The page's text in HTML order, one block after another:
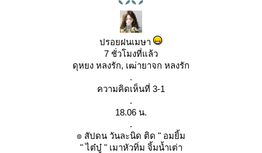
ปรอยฝนเมษา
7 ชั่วโมงที่แล้ว
ดุหยง หลงรัก, เฒ่ายาจก หลงรัก
.
ความคิดเห็นที่ 3-1
.
18.06 น.
.
๏ สัปดน วันละนิด ติด " อมยิ้ม
" ไต๋บู๋ " เมาหัวทิ่ม จิ้มน้ำเต่า